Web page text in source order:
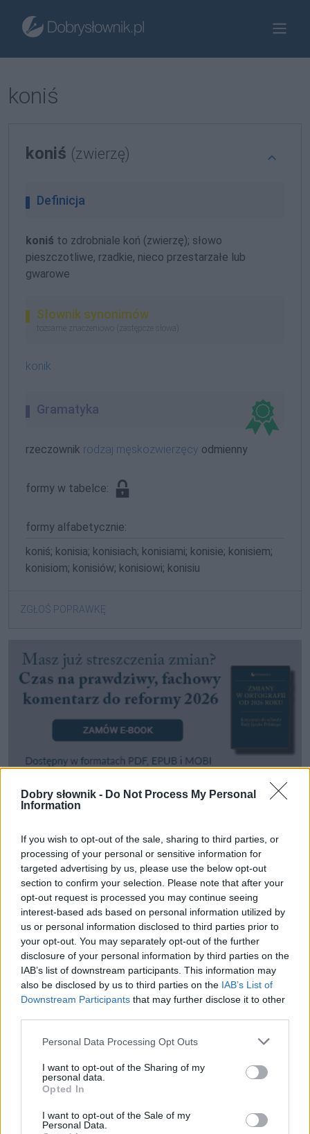
Dobry słownik - Do Not Process My Personal
Information
If you wish to opt-out of the sale, sharing to third parties, or
processing of your personal or sensitive information for
targeted advertising by us, please use the below opt-out
section to confirm your selection. Please note that after your
opt-out request is processed you may continue seeing
interest-based ads based on personal information utilized by
us or personal information disclosed to third parties prior to
your opt-out. You may separately opt-out of the further
disclosure of your personal information by third parties on the
IAB’s list of downstream participants. This information may
also be disclosed by us to third parties on the IAB’s List of
Downstream Participants that may further disclose it to other
Please note that this website/app uses one or more Google
not limited to your visit or usage behaviour. You may click to
grant or deny consent to Google and its third-party tags to
use your data for below specified purposes in below Google
consent section.
Personal Data Processing Opt Outs
I want to opt-out of the Sharing of my
personal data.
Opted In
I want to opt-out of the Sale of my
Personal Data.
koniś
koniś (zwierzę)
Definicja
koniś to zdrobniale koń (zwierzę); słowo
pieszczotliwe, rzadkie, nieco przestarzałe lub
gwarowe
Słownik synonimów
tożsame znaczeniowo (zastępcze słowa)
konik
Gramatyka
rzeczownik rodzaj męskozwierzęcy odmienny
formy w tabelce:
formy alfabetycznie:
koniś; konisia; konisiach; konisiami; konisie; konisiem;
konisiom; konisiów; konisiowi; konisiu
ZGŁOŚ POPRAWKĘ
Zobacz, co zyskują abonenci Dobrego słownika.
SPRAWDŹ
Często sprawdzane
Jeszcze o odmianie rzeczownikazombie
Wymowa i odmiana węgierskiego nazwiskaTisza
Staszic czy Staszyc?
psim swędem— Psia historia
algebra— A(l)rabskie zapożyczenia